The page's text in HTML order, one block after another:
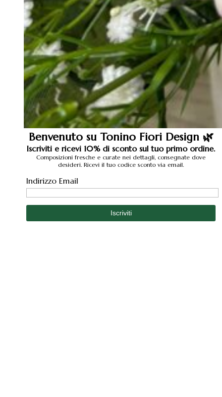
Benvenuto su Tonino Fiori Design 🌿
Iscriviti e ricevi 10% di sconto sul tuo primo ordine.
Composizioni fresche e curate nei dettagli, consegnate dove
desideri. Ricevi il tuo codice sconto via email.
Indirizzo Email